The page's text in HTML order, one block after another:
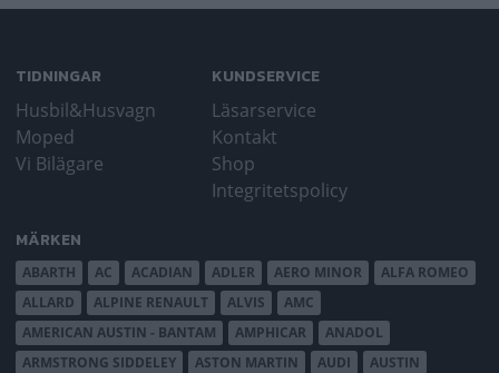
TIDNINGAR
Husbil&Husvagn
Moped
Vi Bilägare
KUNDSERVICE
Läsarservice
Kontakt
Shop
Integritetspolicy
MÄRKEN
ABARTH AC ACADIAN ADLER AERO MINOR
ALFA ROMEO
ALLARD
ALPINE RENAULT ALVIS
AMC
AMERICAN AUSTIN - BANTAM
AMPHICAR
ANADOL
ARMSTRONG SIDDELEY
ASTON MARTIN AUDI
AUSTIN